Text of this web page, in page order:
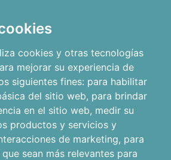
cookies y otras tecnologías
mejorar su experiencia de
siguientes fines: para habilitar
del sitio web, para brindar
en el sitio web, medir su
productos y servicios y
de marketing, para
sean más relevantes para